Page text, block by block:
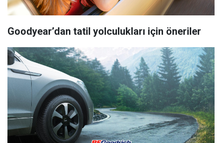
Goodyear’dan tatil yolculukları için öneriler